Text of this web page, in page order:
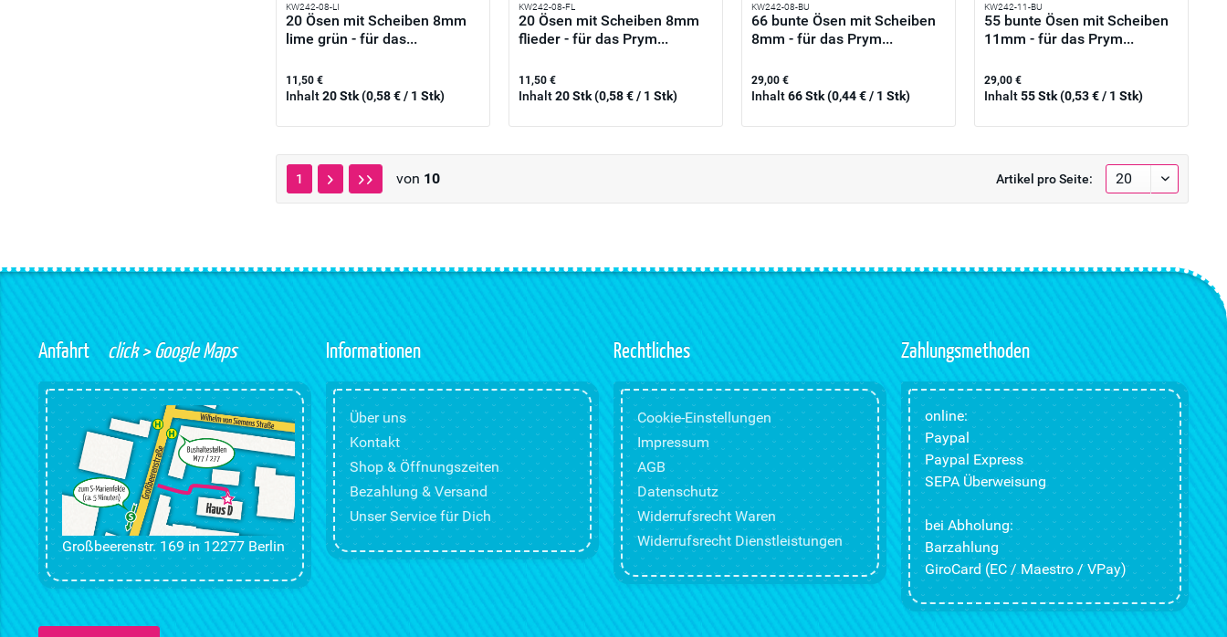
KW242-08-LI
20 Ösen mit Scheiben 8mm
lime grün - für das...
11,50 €
Inhalt20 Stk(0,58 € / 1 Stk)
KW242-08-FL
20 Ösen mit Scheiben 8mm
flieder - für das Prym...
11,50 €
Inhalt20 Stk(0,58 € / 1 Stk)
KW242-08-BU
66 bunte Ösen mit Scheiben
8mm - für das Prym...
29,00 €
Inhalt66 Stk(0,44 € / 1 Stk)
KW242-11-BU
55 bunte Ösen mit Scheiben
11mm - für das Prym...
29,00 €
Inhalt55 Stk(0,53 € / 1 Stk)
1 von 10 Artikel pro Seite:
Anfahrt click > Google Maps
Großbeerenstr. 169 in 12277 Berlin
Informationen
Über uns
Kontakt
Shop & Öffnungszeiten
Bezahlung & Versand
Unser Service für Dich
Rechtliches
Cookie-Einstellungen
Impressum
AGB
Datenschutz
Widerrufsrecht Waren
Widerrufsrecht Dienstleistungen
Zahlungsmethoden
online:
Paypal
Paypal Express
SEPA Überweisung
bei Abholung:
Barzahlung
GiroCard (EC / Maestro / VPay)